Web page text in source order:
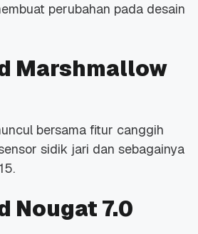
perubahan pada desain
Marshmallow
bersama fitur canggih
sidik jari dan sebagainya
Nougat 7.0